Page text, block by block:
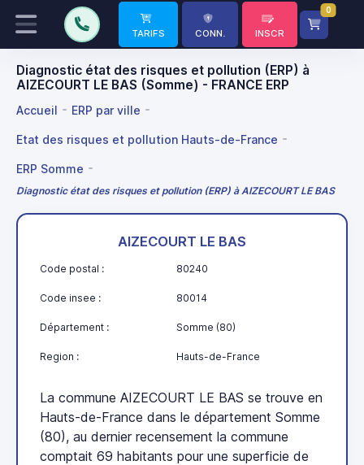
TARIFS CONN. INSCR
0
Diagnostic état des risques et pollution (ERP) à
AIZECOURT LE BAS (Somme) - FRANCE ERP
Accueil ERP par ville
Etat des risques et pollution Hauts-de-France
ERP Somme
Diagnostic état des risques et pollution (ERP) à AIZECOURT LE BAS
AIZECOURT LE BAS
Code postal : 80240
Code insee : 80014
Département : Somme (80)
Region : Hauts-de-France
La commune AIZECOURT LE BAS se trouve en
Hauts-de-France dans le département Somme
(80), au dernier recensement la commune
comptait 69 habitants pour une superficie de